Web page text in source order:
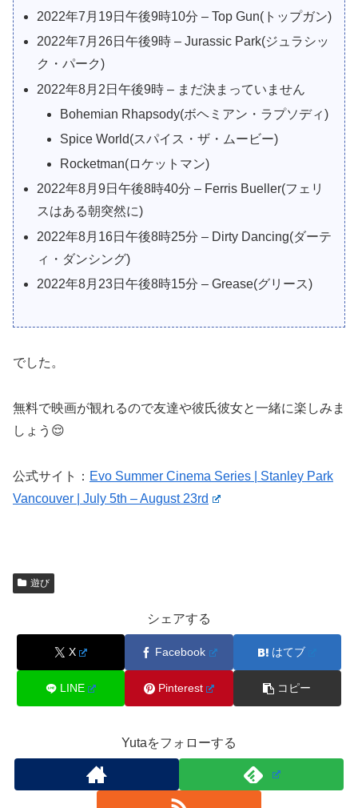
2022年7月19日午後9時10分 – Top Gun(トップガン)
2022年7月26日午後9時 – Jurassic Park(ジュラシッ
ク・パーク)
2022年8月2日午後9時 – まだ決まっていません
Bohemian Rhapsody(ボヘミアン・ラプソディ)
Spice World(スパイス・ザ・ムービー)
Rocketman(ロケットマン)
2022年8月9日午後8時40分 – Ferris Bueller(フェリ
スはある朝突然に)
2022年8月16日午後8時25分 – Dirty Dancing(ダーテ
ィ・ダンシング)
2022年8月23日午後8時15分 – Grease(グリース)
でした。
無料で映画が観れるので友達や彼氏彼女と一緒に楽しみま
しょう😌
公式サイト： Evo Summer Cinema Series | Stanley Park
Vancouver | July 5th – August 23rd
遊び
シェアする
X Facebook はてブ
LINE Pinterest コピー
Yutaをフォローする